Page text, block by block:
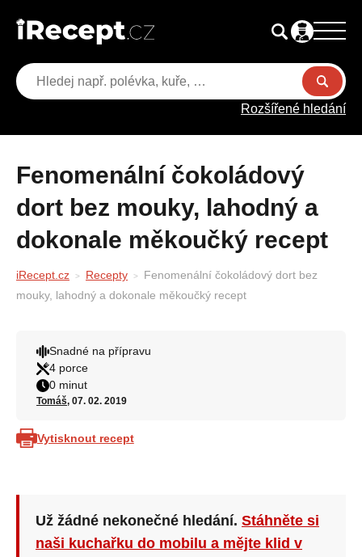
Rozšířené hledání
Fenomenální čokoládový
dort bez mouky, lahodný a
dokonale měkoučký recept
iRecept.cz Recepty
Fenomenální čokoládový dort bez
mouky, lahodný a dokonale měkoučký recept
Snadné na přípravu
4 porce
0 minut
Tomáš, 07. 02. 2019
Vytisknout recept
Už žádné nekonečné hledání. Stáhněte si
naši kuchařku do mobilu a mějte klid v